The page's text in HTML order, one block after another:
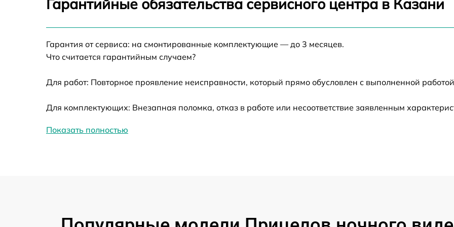
Калибровка и настройка тепловизора от 60 мин
других устройств
от 60 мин
Замена ключей управления от 60 мин
Гарантийные обязательства сервисного центра в Казани
Гарантия от сервиса: на смонтированные комплектующие — до 3 месяцев.
Что считается гарантийным случаем?
Для работ: Повторное проявление неисправности, который прямо обусловлен с выполненной
Для комплектующих: Внезапная поломка, отказ в работе или несоответствие заявленным
Показать полностью